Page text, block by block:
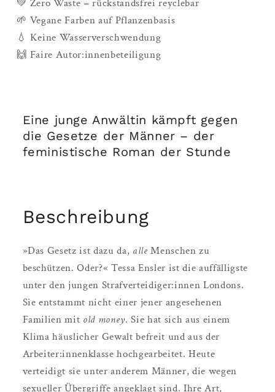
💚 Zero Waste = rückstandsfrei reyclebar
🌱 Vegane Farben auf Pflanzenbasis
💧 Keine Wasserverschwendung
🙌 Faire Autor:innenbeteiligung
Eine junge Anwältin kämpft gegen
die Gesetze der Männer – der
feministische Roman der Stunde
Beschreibung
»Das Gesetz ist dazu da, alleMenschen zu
beschützen. Oder?« Tessa Ensler ist die auffälligste
unter den jungen Strafverteidiger:innen Londons.
Sie entstammt nicht einer jener angesehenen
Familien mit old money. Sie hat sich aus einem
Klima häuslicher Gewalt befreit und aus der
Arbeiter:innenklasse hochgearbeitet. Heute
verteidigt sie unter anderem Männer, die wegen
sexueller Übergriffe angeklagt sind. Ihre Art,